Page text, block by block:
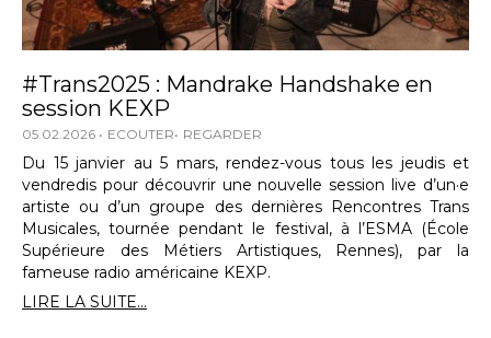
#Trans2025 : Mandrake Handshake en
session KEXP
05.02.2026 ECOUTER REGARDER
Du 15 janvier au 5 mars, rendez-vous tous les jeudis et
vendredis pour découvrir une nouvelle session live d’un·e
artiste ou d’un groupe des dernières Rencontres Trans
Musicales, tournée pendant le festival, à l’ESMA (École
Supérieure des Métiers Artistiques, Rennes), par la
fameuse radio américaine KEXP.
LIRE LA SUITE...